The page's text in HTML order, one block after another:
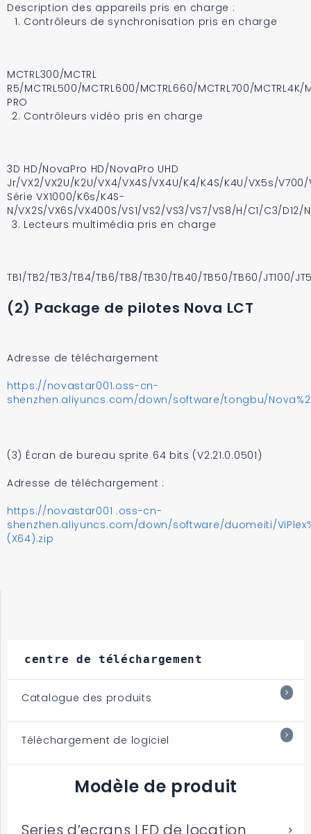
Description des appareils pris en charge :
Contrôleurs de synchronisation pris en charge
MCTRL300/MCTRL
R5/MCTRL500/MCTRL600/MCTRL660/MCTRL700/MCTRL4K/
PRO
Contrôleurs vidéo pris en charge
3D HD/NovaPro HD/NovaPro UHD
Jr/VX2/VX2U/K2U/VX4/VX4S/VX4U/K4/K4S/K4U/VX5s/
Série VX1000/K6s/K4S-
N/VX2S/VX6S/VX400S/VS1/VS2/VS3/VS7/VS8/H/C1/C3/D12/
Lecteurs multimédia pris en charge
TB1/TB2/TB3/TB4/TB6/TB8/TB30/TB40/TB50/TB60/JT100/
(2) Package de pilotes Nova LCT
Adresse de téléchargement
https://novastar001.oss-cn-
shenzhen.aliyuncs.com/down/software/tongbu/
(3) Écran de bureau sprite 64 bits (V2.21.0.0501)
Adresse de téléchargement :
https://novastar001 .oss-cn-
shenzhen.aliyuncs.com/down/software/duomeiti/
(X64).zip
centre de téléchargement
Catalogue des produits
Téléchargement de logiciel
Modèle de produit
Series d’ecrans LED de location